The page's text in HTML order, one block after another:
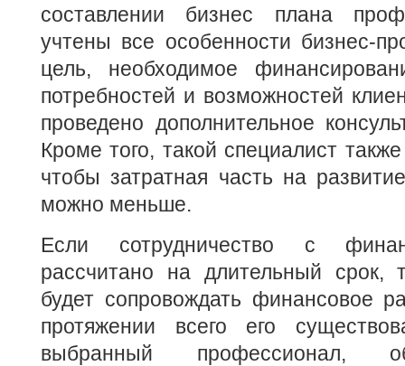
составлении бизнес плана
учтены все особенности бизнес-
цель, необходимое
потребностей и возможностей
проведено дополнительное
Кроме того, такой специалист
чтобы затратная часть на
можно меньше.
Если сотрудничество с
рассчитано на длительный срок,
будет сопровождать финансовое
протяжении всего его
выбранный профессионал,